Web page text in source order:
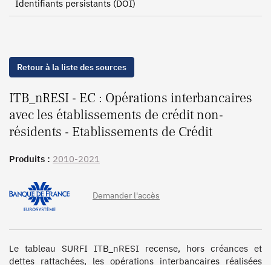
Identifiants persistants (DOI)
Retour à la liste des sources
ITB_nRESI - EC : Opérations interbancaires
avec les établissements de crédit non-
résidents - Etablissements de Crédit
Produits : 2010-2021
Demander l'accès
Le tableau SURFI ITB_nRESI recense, hors créances et
dettes rattachées, les opérations interbancaires réalisées